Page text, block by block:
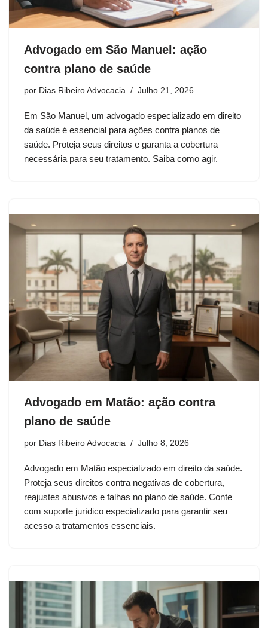
Advogado em São Manuel: ação
contra plano de saúde
por Dias Ribeiro Advocacia Julho 21, 2026
Em São Manuel, um advogado especializado em direito
da saúde é essencial para ações contra planos de
saúde. Proteja seus direitos e garanta a cobertura
necessária para seu tratamento. Saiba como agir.
Advogado em Matão: ação contra
plano de saúde
por Dias Ribeiro Advocacia Julho 8, 2026
Advogado em Matão especializado em direito da saúde.
Proteja seus direitos contra negativas de cobertura,
reajustes abusivos e falhas no plano de saúde. Conte
com suporte jurídico especializado para garantir seu
acesso a tratamentos essenciais.